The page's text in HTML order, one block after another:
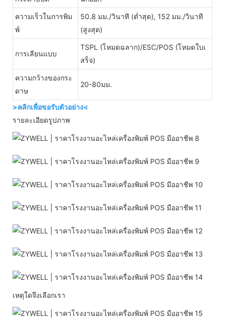
ความเร็วในการพิม
พ์
50.8 มม./วินาที (ต่ำสุด), 152 มม./วินาที
(สูงสุด)
การเลียนแบบ
TSPL (โหมดฉลาก)/ESC/POS (โหมดใบเ
สร็จ)
ความกว้างของกระ
ดาษ
20-80มม.
>คลิกเพื่อขอรับตัวอย่าง<
รายละเอียดรูปภาพ
เหตุใดจึงเลือกเรา